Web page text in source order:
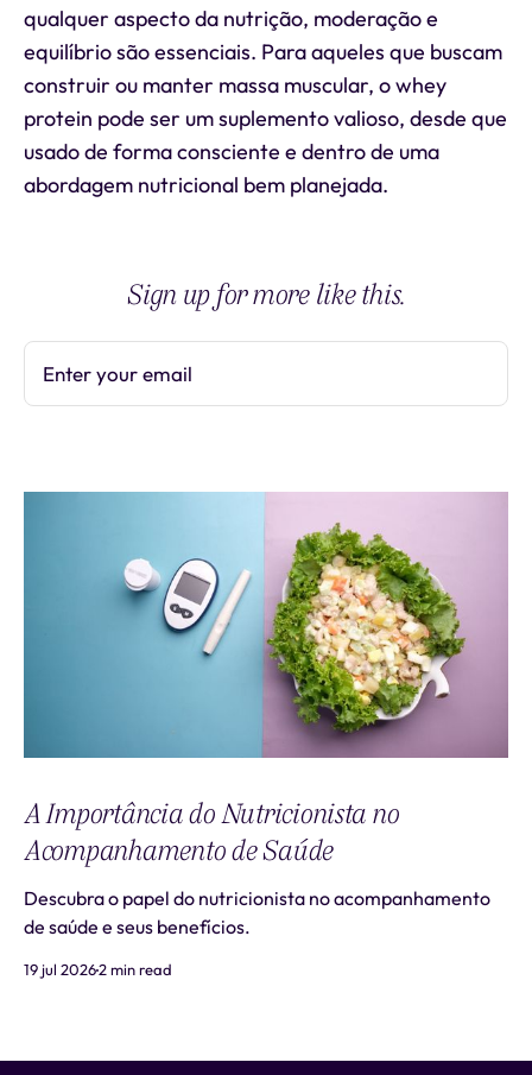
qualquer aspecto da nutrição, moderação e
equilíbrio são essenciais. Para aqueles que buscam
construir ou manter massa muscular, o whey
protein pode ser um suplemento valioso, desde que
usado de forma consciente e dentro de uma
abordagem nutricional bem planejada.
Sign up for more like this.
Enter your email
A Importância do Nutricionista no
Acompanhamento de Saúde
Descubra o papel do nutricionista no acompanhamento
de saúde e seus benefícios.
19 jul 20262 min read